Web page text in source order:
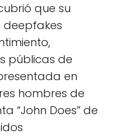
que su
públicas de
en
hombres de
“John Does” de